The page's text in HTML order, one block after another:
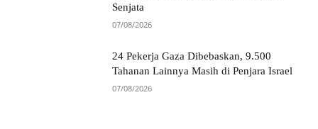
Senjata
07/08/2026
24 Pekerja Gaza Dibebaskan, 9.500
Tahanan Lainnya Masih di Penjara Israel
07/08/2026